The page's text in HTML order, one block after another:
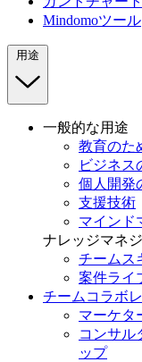
Mindomoツール
用途
一般的な用途
教育のた
ビジネス
個人開発
支援技術
マインド
ナレッジマネ
チームス
案件ライ
チームコラボ
マーケタ
コンサル
ップ